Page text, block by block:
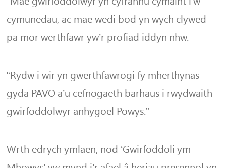
cymunedau, ac mae wedi bod yn wych clywed
pa mor werthfawr yw’r profiad iddyn nhw.
“Rydw i wir yn gwerthfawrogi fy mherthynas
gyda PAVO a’u cefnogaeth barhaus i rwydwaith
gwirfoddolwyr anhygoel Powys.”
Wrth edrych ymlaen, nod ‘Gwirfoddoli ym